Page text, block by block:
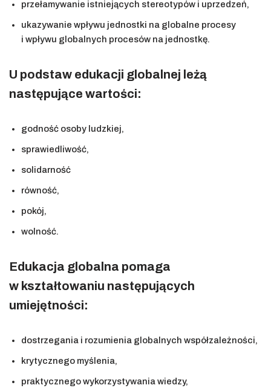
przełamywanie istniejących stereotypów i uprzedzeń,
ukazywanie wpływu jednostki na globalne procesy
i wpływu globalnych procesów na jednostkę.
U podstaw edukacji globalnej leżą
następujące wartości:
godność osoby ludzkiej,
sprawiedliwość,
solidarność
równość,
pokój,
wolność.
Edukacja globalna pomaga
w kształtowaniu następujących
umiejętności:
dostrzegania i rozumienia globalnych współzależności,
krytycznego myślenia,
praktycznego wykorzystywania wiedzy,